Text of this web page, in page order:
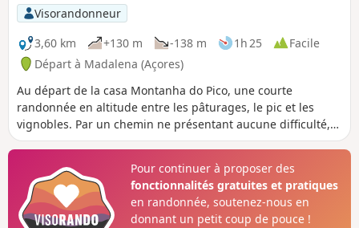
Visorandonneur
3,60 km
+130 m -138 m 1h 25
Facile
Départ à Madalena (Açores)
Au départ de la casa Montanha do Pico, une courte
randonnée en altitude entre les pâturages, le pic et les
vignobles. Par un chemin ne présentant aucune difficulté,
on se promène dans la partie haute des pâturages avec une
Faial et sa caldeira.
Pour continuer à proposer des
fonctionnalités gratuites et pratiques
en randonnée, soutenez-nous en
donnant un petit coup de pouce !